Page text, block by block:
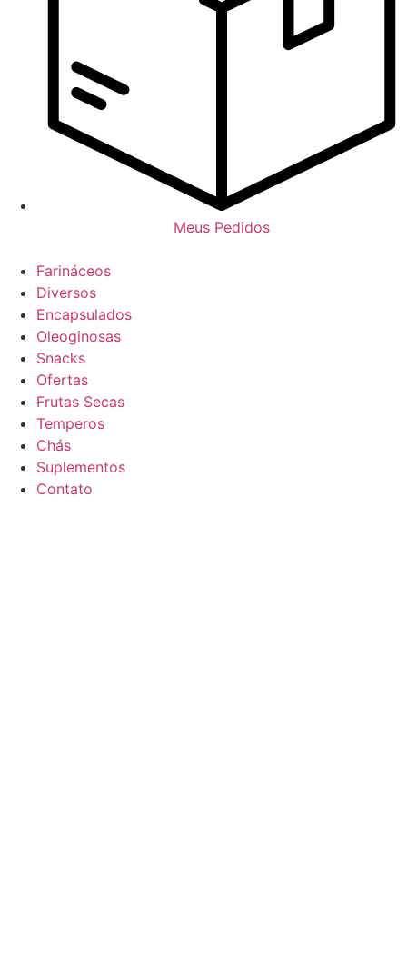
Meus Pedidos
Farináceos
Diversos
Encapsulados
Oleoginosas
Snacks
Ofertas
Frutas Secas
Temperos
Chás
Suplementos
Contato